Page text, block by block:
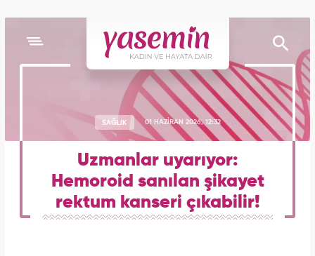
SAĞLIK 01 HAZİRAN 2026, 12:32
Uzmanlar uyarıyor:
Hemoroid sanılan şikayet
rektum kanseri çıkabilir!